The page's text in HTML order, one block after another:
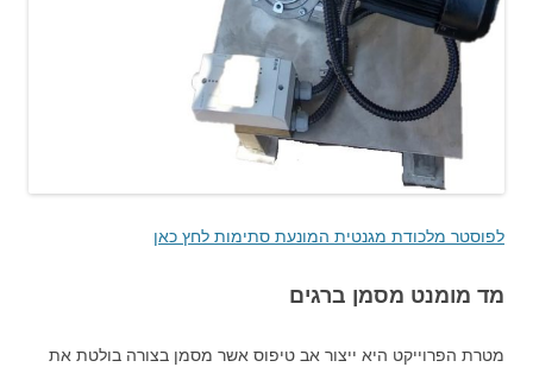
לפוסטר מלכודת מגנטית המונעת סתימות לחץ כאן
מד מומנט מסמן ברגים
מטרת הפרוייקט היא ייצור אב טיפוס אשר מסמן בצורה בולטת את